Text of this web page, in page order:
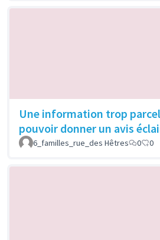
Une information trop
pouvoir donner un avis
6_familles_rue_des Hêtres 0 0